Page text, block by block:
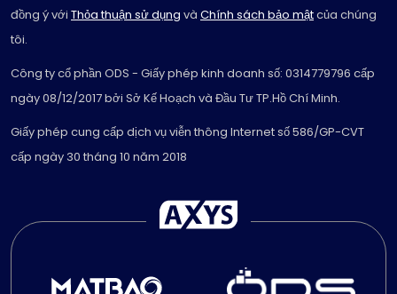
đồng ý với Thỏa thuận sử dụng và Chính sách bảo mậtcủa chúng
tôi.
Công ty cổ phần ODS - Giấy phép kinh doanh số: 0314779796 cấp
ngày 08/12/2017 bởi Sở Kế Hoạch và Đầu Tư TP.Hồ Chí Minh.
Giấy phép cung cấp dịch vụ viễn thông Internet số 586/GP-CVT
cấp ngày 30 tháng 10 năm 2018